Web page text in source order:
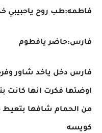
فاطمه:طب روح ياحبيبي
فارس:حاضر يافطوم
فارس دخل ياخد شاور
اوضتها فكرت انها
من الحمام شافها بتعيط
كويسه